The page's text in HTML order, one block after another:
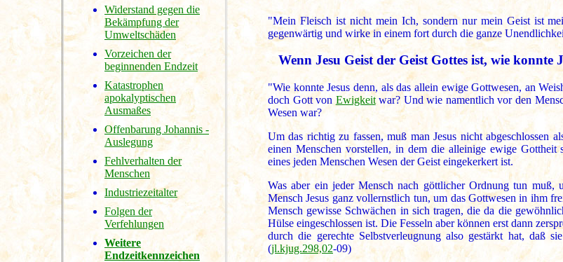
Widerstand gegen die
Bekämpfung der
Umweltschäden
Vorzeichen der
beginnenden Endzeit
Katastrophen
apokalyptischen
Ausmaßes
Offenbarung Johannis -
Auslegung
Fehlverhalten der
Menschen
Industriezeitalter
Folgen der
Verfehlungen
Weitere
Endzeitkennzeichen
"Mein Fleisch ist nicht mein Ich, sondern nur mein Geist ist
gegenwärtig und wirke in einem fort durch die ganze
Wenn Jesu Geist der Geist Gottes ist, wie konnte
"Wie konnte Jesus denn, als das allein ewige Gottwesen, an
doch Gott von Ewigkeitwar? Und wie namentlich vor den
Wesen war?
Um das richtig zu fassen, muß man Jesus nicht abgeschlossen
einen Menschen vorstellen, in dem die alleinige ewige Gottheit
eines jeden Menschen Wesen der Geist eingekerkert ist.
Was aber ein jeder Mensch nach göttlicher Ordnung tun
Mensch Jesus ganz vollernstlich tun, um das Gottwesen in ihm
Mensch gewisse Schwächen in sich tragen, die da die
Hülse eingeschlossen ist. Die Fesseln aber können erst dann
durch die gerechte Selbstverleugnung also gestärkt hat, daß
(jl.kjug.298,02-09)